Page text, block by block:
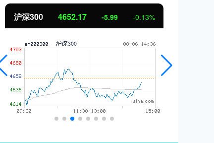
北证50 1119.33 -0.13 -0.01%